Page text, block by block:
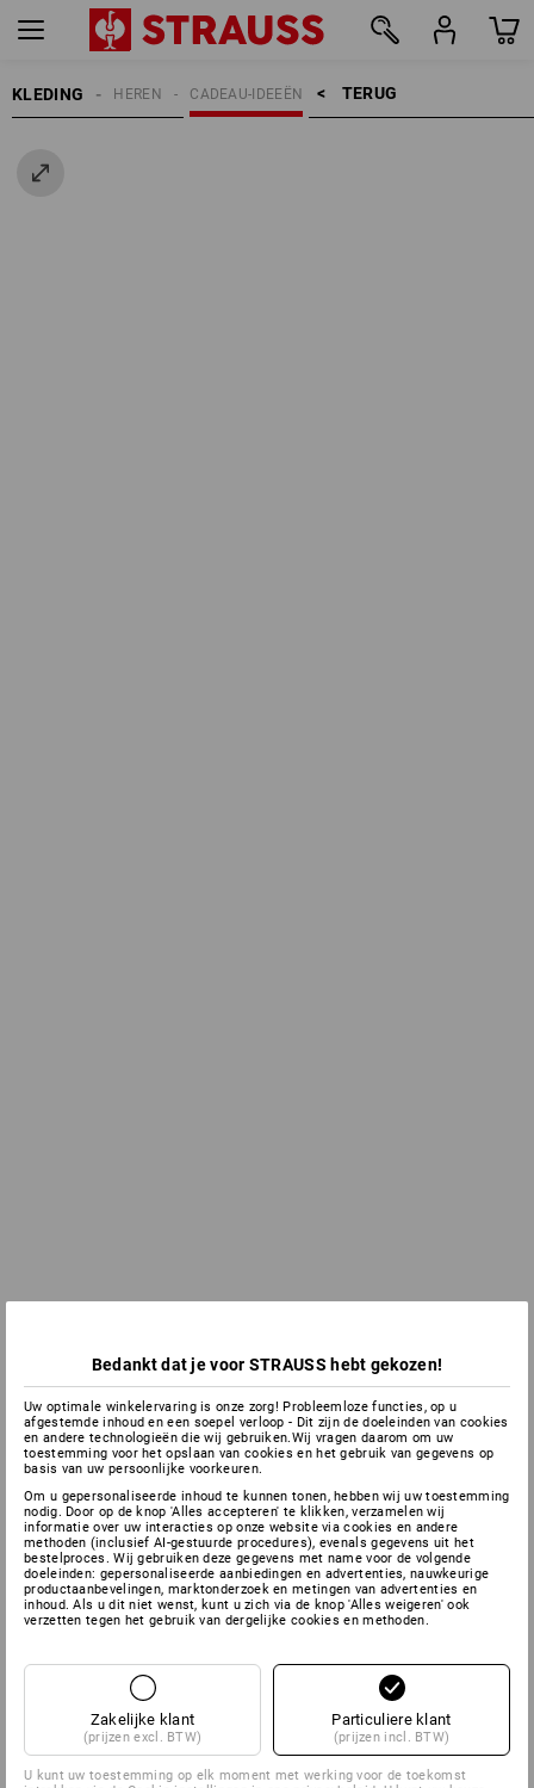
KLEDING TERUG    >
CADEAU-IDEEËN
HEREN
Bedankt dat je voor STRAUSS hebt gekozen!
Uw optimale winkelervaring is onze zorg! Probleemloze functies, op u
afgestemde inhoud en een soepel verloop - Dit zijn de doeleinden van cookies
en andere technologieën die wij gebruiken.Wij vragen daarom om uw
toestemming voor het opslaan van cookies en het gebruik van gegevens op
basis van uw persoonlijke voorkeuren.
Om u gepersonaliseerde inhoud te kunnen tonen, hebben wij uw toestemming
nodig. Door op de knop 'Alles accepteren' te klikken, verzamelen wij
informatie over uw interacties op onze website via cookies en andere
methoden (inclusief AI-gestuurde procedures), evenals gegevens uit het
bestelproces. Wij gebruiken deze gegevens met name voor de volgende
doeleinden: gepersonaliseerde aanbiedingen en advertenties, nauwkeurige
productaanbevelingen, marktonderzoek en metingen van advertenties en
inhoud. Als u dit niet wenst, kunt u zich via de knop 'Alles weigeren' ook
verzetten tegen het gebruik van dergelijke cookies en methoden.
Zakelijke klant
(prijzen excl. BTW)
Particuliere klant
(prijzen incl. BTW)
U kunt uw toestemming op elk moment met werking voor de toekomst